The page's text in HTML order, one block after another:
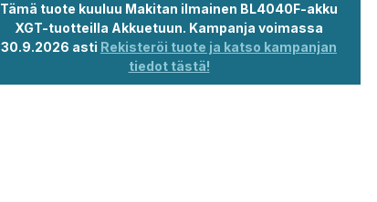
Tämä tuote kuuluu Makitan ilmainen BL4040F-akku
XGT-tuotteilla Akkuetuun. Kampanja voimassa
30.9.2026 asti Rekisteröi tuote ja katso kampanjan
tiedot tästä!